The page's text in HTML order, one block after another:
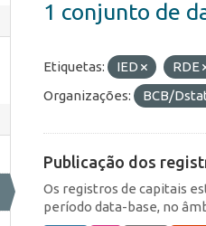
1 conjunto de
Etiquetas: IED RDE
Organizações:
BCB/
Publicação dos
Os registros de capitais
período data-base, no